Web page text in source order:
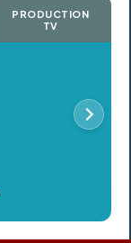
PRODUCTION
TV
En